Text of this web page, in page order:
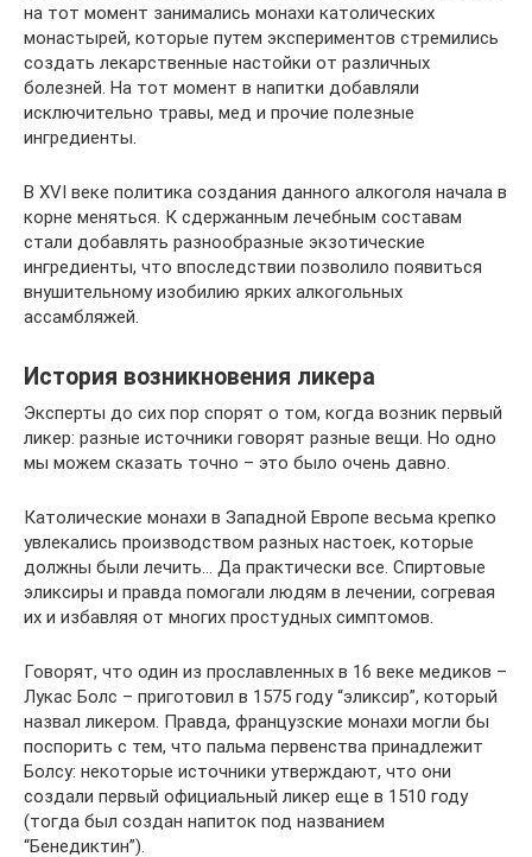
на тот момент занимались монахи католических
монастырей, которые путем экспериментов стремились
создать лекарственные настойки от различных
болезней. На тот момент в напитки добавляли
исключительно травы, мед и прочие полезные
ингредиенты.
В XVI веке политика создания данного алкоголя начала в
корне меняться. К сдержанным лечебным составам
стали добавлять разнообразные экзотические
ингредиенты, что впоследствии позволило появиться
внушительному изобилию ярких алкогольных
ассамбляжей.
История возникновения ликера
Эксперты до сих пор спорят о том, когда возник первый
ликер: разные источники говорят разные вещи. Но одно
мы можем сказать точно – это было очень давно.
Католические монахи в Западной Европе весьма крепко
увлекались производством разных настоек, которые
должны были лечить… Да практически все. Спиртовые
эликсиры и правда помогали людям в лечении, согревая
их и избавляя от многих простудных симптомов.
Говорят, что один из прославленных в 16 веке медиков –
Лукас Болс – приготовил в 1575 году “эликсир”, который
назвал ликером. Правда, французские монахи могли бы
поспорить с тем, что пальма первенства принадлежит
Болсу: некоторые источники утверждают, что они
создали первый официальный ликер еще в 1510 году
(тогда был создан напиток под названием
“Бенедиктин”).